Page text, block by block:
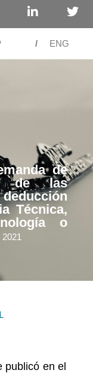
/ ENG
de
de las
Técnica,
o
publicó en el